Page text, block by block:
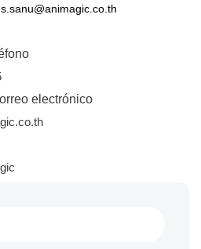
s.sanu@animagic.co.th
electrónico